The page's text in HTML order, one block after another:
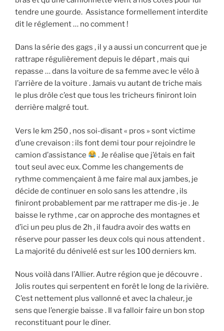
tendre une gourde. Assistance formellement interdite
dit le réglement … no comment !
Dans la série des gags , il y a aussi un concurrent que je
rattrape régulièrement depuis le départ , mais qui
repasse … dans la voiture de sa femme avec le vélo à
l’arrière de la voiture . Jamais vu autant de triche mais
le plus drôle c’est que tous les tricheurs finiront loin
derrière malgré tout.
Vers le km 250 , nos soi-disant « pros » sont victime
d’une crevaison : ils font demi tour pour rejoindre le
camion d’assistance
. Je réalise que j’étais en fait
tout seul avec eux. Comme les changements de
rythme commençaient à me faire mal aux jambes, je
décide de continuer en solo sans les attendre , ils
finiront probablement par me rattraper me dis-je . Je
baisse le rythme , car on approche des montagnes et
d’ici un peu plus de 2h , il faudra avoir des watts en
réserve pour passer les deux cols qui nous attendent .
La majorité du dénivelé est sur les 100 derniers km.
Nous voilà dans l’Allier. Autre région que je découvre .
Jolis routes qui serpentent en forêt le long de la rivière.
C’est nettement plus vallonné et avec la chaleur, je
sens que l’energie baisse . Il va falloir faire un bon stop
reconstituant pour le dîner.